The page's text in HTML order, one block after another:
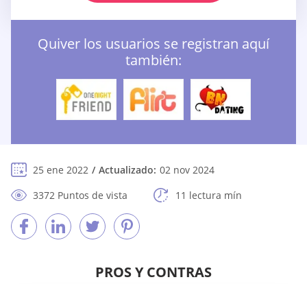
Quiver los usuarios se registran aquí
también:
25 ene 2022 Actualizado: 02 nov 2024
3372 Puntos de vista
11 lectura mín
PROS Y CONTRAS